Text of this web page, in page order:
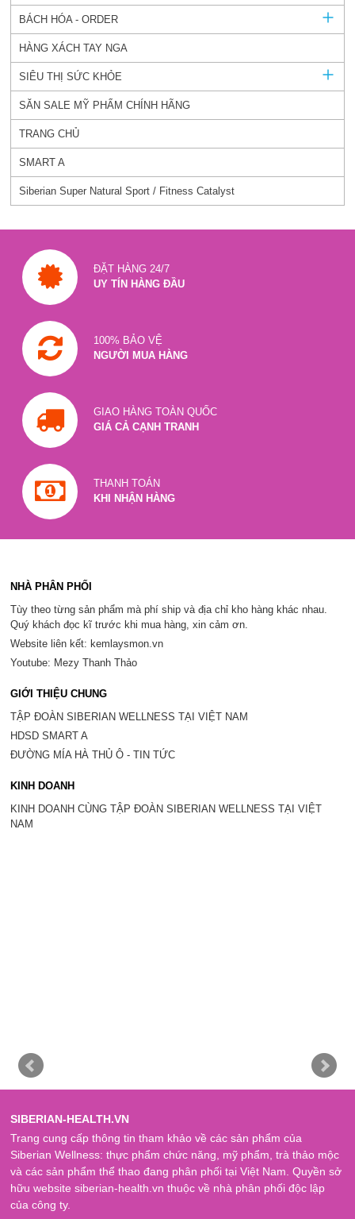
BÁCH HÓA - ORDER
HÀNG XÁCH TAY NGA
SIÊU THỊ SỨC KHỎE
SĂN SALE MỸ PHẨM CHÍNH HÃNG
TRANG CHỦ
SMART A
Siberian Super Natural Sport / Fitness Catalyst
ĐẶT HÀNG 24/7
UY TÍN HÀNG ĐẦU
100% BẢO VỆ
NGƯỜI MUA HÀNG
GIAO HÀNG TOÀN QUỐC
GIÁ CẢ CẠNH TRANH
THANH TOÁN
KHI NHẬN HÀNG
NHÀ PHÂN PHỐI
Tùy theo từng sản phẩm mà phí ship và địa chỉ kho hàng khác nhau.
Quý khách đọc kĩ trước khi mua hàng, xin cảm ơn.
Website liên kết: kemlaysmon.vn
Youtube: Mezy Thanh Thảo
GIỚI THIỆU CHUNG
TẬP ĐOÀN SIBERIAN WELLNESS TẠI VIỆT NAM
HDSD SMART A
ĐƯỜNG MÍA HÀ THỦ Ô - TIN TỨC
KINH DOANH
KINH DOANH CÙNG TẬP ĐOÀN SIBERIAN WELLNESS TẠI VIỆT
NAM
SIBERIAN-HEALTH.VN
Trang cung cấp thông tin tham khảo về các sản phẩm của
Siberian Wellness: thực phẩm chức năng, mỹ phẩm, trà thảo mộc
và các sản phẩm thể thao đang phân phối tại Việt Nam. Quyền sở
hữu websitesiberian-health.vn thuộc về nhà phân phối độc lập
của công ty.